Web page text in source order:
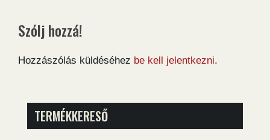
Szólj hozzá!
Hozzászólás küldéséhez be kell jelentkezni.
TERMÉKKERESŐ